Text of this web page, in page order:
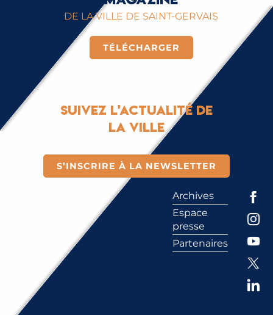
DE LA VILLE DE SAINT-GERVAIS
TÉLÉCHARGER
Suivez l'actualité de
la ville
S’INSCRIRE À LA NEWSLETTER
Archives
Espace
presse
Partenaires